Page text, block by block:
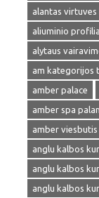
alantas virtuves
aliuminio
alytaus
am kategorijos
amber palace
amber spa
amber
anglu kalbos
anglu kalbos
anglu kalbos